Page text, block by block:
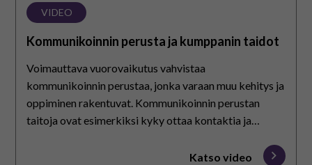
VIDEO
Kommunikoinnin perusta ja kumppanin taidot
Voimauttava vuorovaikutus vahvistaa
kommunikoinnin perustaa, jonka varaan muu kehitys ja
oppiminen rakentuvat. Kommunikoinnin perustan
taitoja ovat esimerkiksi kyky ottaa kontaktia ja
Katso video